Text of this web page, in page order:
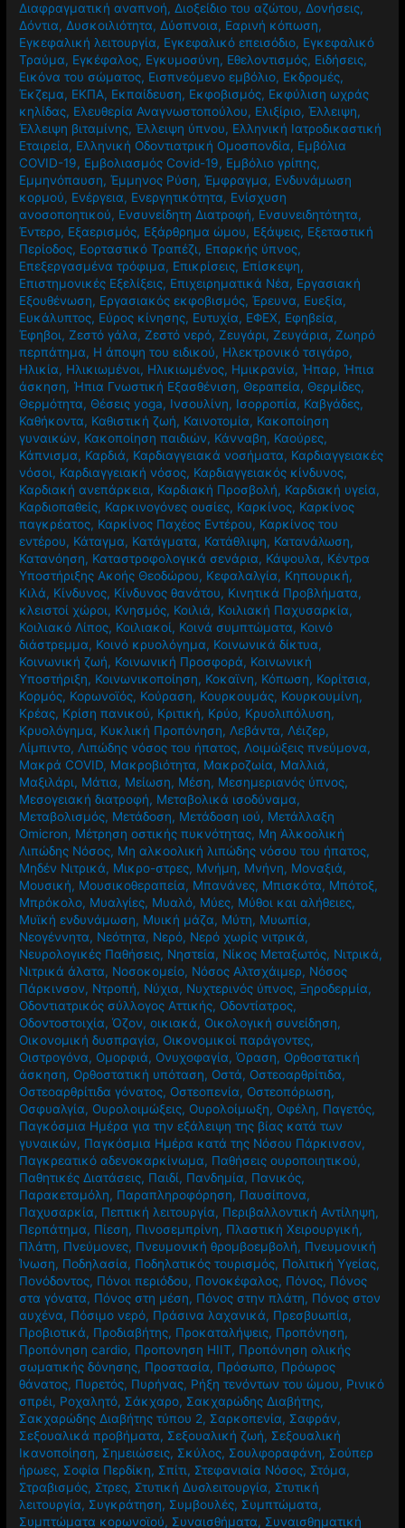
Διαφραγματική αναπνοή,Διοξείδιο του αζώτου,Δονήσεις,
Δόντια,Δυσκοιλιότητα,Δύσπνοια, Εαρινή κόπωση,
Εγκεφαλική λειτουργία, Εγκεφαλικό επεισόδιο, Εγκεφαλικό
Τραύμα, Εγκέφαλος, Εγκυμοσύνη, Εθελοντισμός, Ειδήσεις,
Εικόνα του σώματος, Εισπνεόμενο εμβόλιο, Εκδρομές,
Έκζεμα, ΕΚΠΑ, Εκπαίδευση, Εκφοβισμός, Εκφύλιση ωχράς
κηλίδας, Ελευθερία Αναγνωστοπούλου, Ελιξίριο,Έλλειψη,
Έλλειψη βιταμίνης,Έλλειψη ύπνου, Ελληνική Ιατροδικαστική
Εταιρεία, Ελληνική Οδοντιατρική Ομοσπονδία, Εμβόλια
COVID-19, Εμβολιασμός Covid-19, Εμβόλιο γρίπης,
Εμμηνόπαυση,Έμμηνος Ρύση,Έμφραγμα, Ενδυνάμωση
κορμού, Ενέργεια, Ενεργητικότητα, Ενίσχυση
ανοσοποητικού, Ενσυνείδητη Διατροφή, Ενσυνειδητότητα,
Έντερο, Εξαερισμός, Εξάρθρημα ώμου, Εξάψεις, Εξεταστική
Περίοδος, Εορταστικό Τραπέζι, Επαρκής ύπνος,
Επεξεργασμένα τρόφιμα, Επικρίσεις, Επίσκεψη,
Επιστημονικές Εξελίξεις, Επιχειρηματικά Νέα, Εργασιακή
Εξουθένωση, Εργασιακός εκφοβισμός,Έρευνα, Ευεξία,
Ευκάλυπτος, Εύρος κίνησης, Ευτυχία, ΕΦΕΧ, Εφηβεία,
Έφηβοι,Ζεστό γάλα,Ζεστό νερό,Ζευγάρι,Ζευγάρια,Ζωηρό
περπάτημα, Η άποψη του ειδικού, Ηλεκτρονικό τσιγάρο,
Ηλικία, Ηλικιωμένοι, Ηλικιωμένος, Ημικρανία, Ήπαρ, Ήπια
άσκηση, Ήπια Γνωστική Εξασθένιση, Θεραπεία, Θερμίδες,
Θερμότητα, Θέσεις yoga, Ινσουλίνη, Ισορροπία, Καβγάδες,
Καθήκοντα, Καθιστική ζωή, Καινοτομία, Κακοποίηση
γυναικών, Κακοποίηση παιδιών, Κάνναβη, Καούρες,
Κάπνισμα, Καρδιά, Καρδιαγγειακά νοσήματα, Καρδιαγγειακές
νόσοι, Καρδιαγγειακή νόσος, Καρδιαγγειακός κίνδυνος,
Καρδιακή ανεπάρκεια, Καρδιακή Προσβολή, Καρδιακή υγεία,
Καρδιοπαθείς, Καρκινογόνες ουσίες, Καρκίνος, Καρκίνος
παγκρέατος, Καρκίνος Παχέος Εντέρου, Καρκίνος του
εντέρου, Κάταγμα, Κατάγματα, Κατάθλιψη, Κατανάλωση,
Κατανόηση, Καταστροφολογικά σενάρια, Κάψουλα, Κέντρα
Υποστήριξης Ακοής Θεοδώρου, Κεφαλαλγία, Κηπουρική,
Κιλά, Κίνδυνος, Κίνδυνος θανάτου, Κινητικά Προβλήματα,
κλειστοί χώροι, Κνησμός, Κοιλιά, Κοιλιακή Παχυσαρκία,
Κοιλιακό Λίπος, Κοιλιακοί, Κοινά συμπτώματα, Κοινό
διάστρεμμα, Κοινό κρυολόγημα, Κοινωνικά δίκτυα,
Κοινωνική ζωή, Κοινωνική Προσφορά, Κοινωνική
Υποστήριξη, Κοινωνικοποίηση, Κοκαϊνη, Κόπωση, Κορίτσια,
Κορμός, Κορωνοϊός, Κούραση, Κουρκουμάς, Κουρκουμίνη,
Κρέας, Κρίση πανικού, Κριτική, Κρύο, Κρυολιπόλυση,
Κρυολόγημα, Κυκλική Προπόνηση,Λεβάντα,Λέιζερ,
Λίμπιντο,Λιπώδης νόσος του ήπατος,Λοιμώξεις πνεύμονα,
Μακρά COVID, Μακροβιότητα, Μακροζωία, Μαλλιά,
Μαξιλάρι, Μάτια, Μείωση, Μέση, Μεσημεριανός ύπνος,
Μεσογειακή διατροφή, Μεταβολικά ισοδύναμα,
Μεταβολισμός, Μετάδοση, Μετάδοση ιού, Μετάλλαξη
Omicron, Μέτρηση οστικής πυκνότητας, Μη Αλκοολική
Λιπώδης Νόσος, Μη αλκοολική λιπώδης νόσου του ήπατος,
Μηδέν Νιτρικά, Μικρο-στρες, Μνήμη, Μνήνη, Μοναξιά,
Μουσική, Μουσικοθεραπεία, Μπανάνες, Μπισκότα, Μπότοξ,
Μπρόκολο, Μυαλγίες, Μυαλό, Μύες, Μύθοι και αλήθειες,
Μυϊκή ενδυνάμωση, Μυική μάζα, Μύτη, Μυωπία,
Νεογέννητα, Νεότητα, Νερό, Νερό χωρίς νιτρικά,
Νευρολογικές Παθήσεις, Νηστεία, Νίκος Μεταξωτός, Νιτρικά,
Νιτρικά άλατα, Νοσοκομείο, Νόσος Αλτσχάιμερ, Νόσος
Πάρκινσον, Ντροπή, Νύχια, Νυχτερινός ύπνος,Ξηροδερμία,
Οδοντιατρικός σύλλογος Αττικής, Οδοντίατρος,
Οδοντοστοιχία,Όζον,οικιακά, Οικολογική συνείδηση,
Οικονομική δυσπραγία, Οικονομικοί παράγοντες,
Οιστρογόνα, Ομορφιά, Ονυχοφαγία,Όραση, Ορθοστατική
άσκηση, Ορθοστατική υπόταση, Οστά, Οστεοαρθρίτιδα,
Οστεοαρθρίτιδα γόνατος, Οστεοπενία, Οστεοπόρωση,
Οσφυαλγία, Ουρολοιμώξεις, Ουρολοίμωξη, Οφέλη, Παγετός,
Παγκόσμια Ημέρα για την εξάλειψη της βίας κατά των
γυναικών, Παγκόσμια Ημέρα κατά της Νόσου Πάρκινσον,
Παγκρεατικό αδενοκαρκίνωμα, Παθήσεις ουροποιητικού,
Παθητικές Διατάσεις, Παιδί, Πανδημία, Πανικός,
Παρακεταμόλη, Παραπληροφόρηση, Παυσίπονα,
Παχυσαρκία, Πεπτική λειτουργία, Περιβαλλοντική Αντίληψη,
Περπάτημα, Πίεση, Πινοσεμπρίνη, Πλαστική Χειρουργική,
Πλάτη, Πνεύμονες, Πνευμονική θρομβοεμβολή, Πνευμονική
Ίνωση, Ποδηλασία, Ποδηλατικός τουρισμός, Πολιτική Υγείας,
Πονόδοντος, Πόνοι περιόδου, Πονοκέφαλος, Πόνος, Πόνος
στα γόνατα, Πόνος στη μέση, Πόνος στην πλάτη, Πόνος στον
αυχένα, Πόσιμο νερό, Πράσινα λαχανικά, Πρεσβυωπία,
Προβιοτικά, Προδιαβήτης, Προκαταλήψεις, Προπόνηση,
Προπόνηση cardio, Προπονηση HIIT, Προπόνηση ολικής
σωματικής δόνησης, Προστασία, Πρόσωπο, Πρόωρος
θάνατος, Πυρετός, Πυρήνας, Ρήξη τενόντων του ώμου, Ρινικό
σπρέι, Ροχαλητό, Σάκχαρο, Σακχαρώδης Διαβήτης,
Σακχαρώδης Διαβήτης τύπου 2, Σαρκοπενία, Σαφράν,
Σεξουαλικά προβήματα, Σεξουαλική ζωή, Σεξουαλική
Ικανοποίηση, Σημειώσεις, Σκύλος, Σουλφοραφάνη, Σούπερ
ήρωες, Σοφία Περδίκη, Σπίτι, Στεφανιαία Νόσος, Στόμα,
Στραβισμός, Στρες, Στυτική Δυσλειτουργία, Στυτική
λειτουργία, Συγκράτηση, Συμβουλές, Συμπτώματα,
Συμπτώματα κορωνοϊού, Συναισθήματα, Συναισθηματική